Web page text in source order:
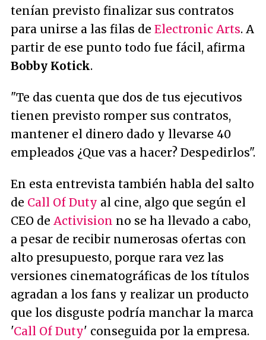
tenían previsto finalizar sus contratos
para unirse a las filas de Electronic Arts. A
partir de ese punto todo fue fácil, afirma
Bobby Kotick.
"Te das cuenta que dos de tus ejecutivos
tienen previsto romper sus contratos,
mantener el dinero dado y llevarse 40
empleados ¿Que vas a hacer? Despedirlos".
En esta entrevista también habla del salto
de Call Of Duty al cine, algo que según el
CEO de Activision no se ha llevado a cabo,
a pesar de recibir numerosas ofertas con
alto presupuesto, porque rara vez las
versiones cinematográficas de los títulos
agradan a los fans y realizar un producto
que los disguste podría manchar la marca
'Call Of Duty' conseguida por la empresa.